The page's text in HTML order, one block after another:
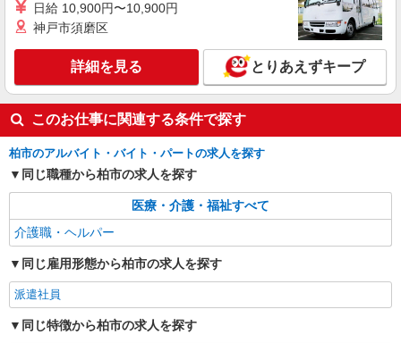
勤務（社保加入者）の場合は時給1,850円 ＊早朝
夜間（〜8:00、18:00〜）：時給2,250円〜 ＊日曜
祝日：時給2,100円〜 【実務者研修・初任者研修
（ヘルパー1級・2級）】 時給1,720円 ◎週20時間
以上勤務（社保加入者）の場合は時給1,770円 ＊
早朝夜間（〜8:00、18:00〜）：時給2,150円〜 ＊
日曜祝日：時給2,020円〜 ◎身体介助、生活援助
が同時給 ◎キャンセル手当：職務時給の60％支給
千葉県柏市高柳1478-1 【そんぽの家S 柏高
柳】建物内
キープ 詳細を見る
日給 10,900円〜10,900円
神戸市須磨区
詳細を見る とりあえずキープ
このお仕事に関連する条件で探す
柏市のアルバイト・バイト・パートの求人を探す
同じ職種から柏市の求人を探す
医療・介護・福祉すべて
介護職・ヘルパー
同じ雇用形態から柏市の求人を探す
派遣社員
同じ特徴から柏市の求人を探す